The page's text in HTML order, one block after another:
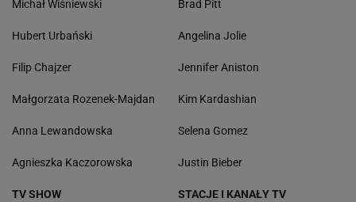
Michał Wiśniewski
Hubert Urbański
Filip Chajzer
Małgorzata Rozenek-Majdan
Anna Lewandowska
Agnieszka Kaczorowska
Brad Pitt
Angelina Jolie
Jennifer Aniston
Kim Kardashian
Selena Gomez
Justin Bieber
TV SHOW STACJE I KANAŁY TV